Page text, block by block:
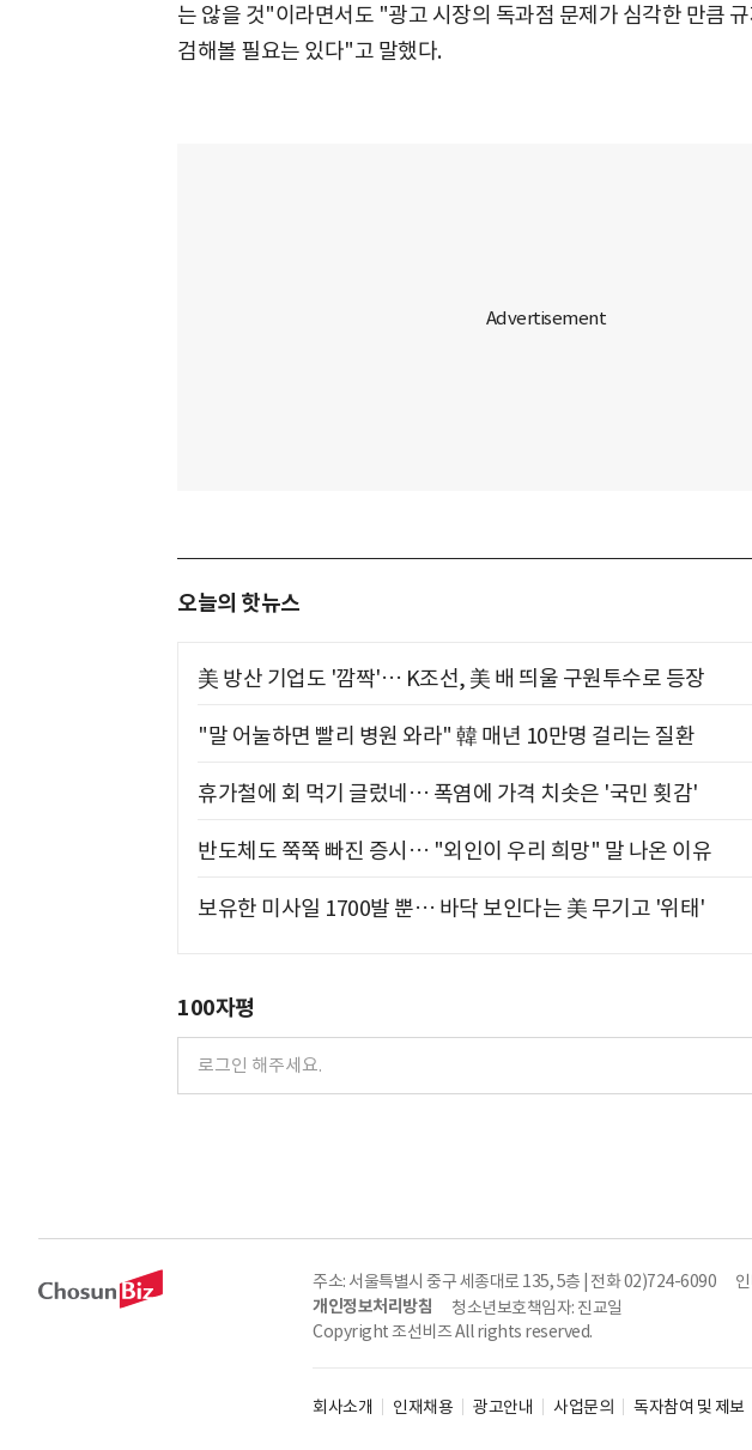
는 않을 것"이라면서도 "광고 시장의 독과점 문제가 심각한 만큼
검해볼 필요는 있다"고 말했다.
오늘의 핫뉴스
美 방산 기업도 '깜짝'… K조선, 美 배 띄울 구원투수로 등장
"말 어눌하면 빨리 병원 와라" 韓 매년 10만명 걸리는 질환
휴가철에 회 먹기 글렀네… 폭염에 가격 치솟은 '국민 횟감'
반도체도 쭉쭉 빠진 증시… "외인이 우리 희망" 말 나온 이유
보유한 미사일 1700발 뿐… 바닥 보인다는 美 무기고 '위태'
100자평
주소: 서울특별시 중구 세종대로 135, 5층 | 전화 02)724-6090
개인정보처리방침
청소년보호책임자: 진교일
Copyright 조선비즈 All rights reserved.
회사소개 인재채용 광고안내 사업문의 독자참여 및 제보